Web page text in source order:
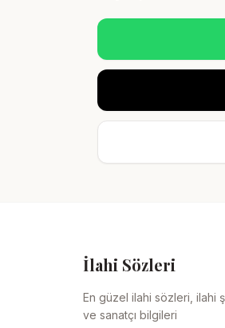
İlahi Sözleri
En güzel ilahi sözleri, ilahi
ve sanatçı bilgileri